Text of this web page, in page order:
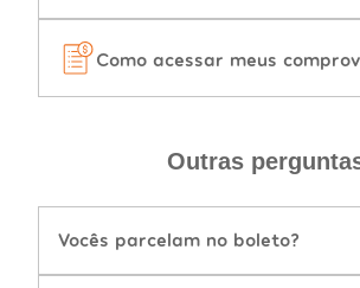
Como acessar meus
Outras
Vocês parcelam no boleto?